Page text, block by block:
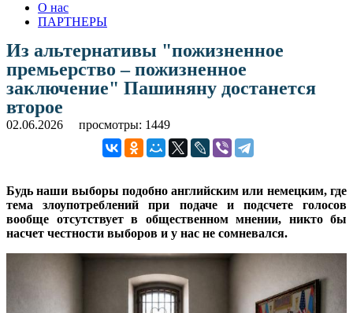
О нас
ПАРТНЕРЫ
Из альтернативы "пожизненное
премьерство – пожизненное
заключение" Пашиняну достанется
второе
02.06.2026 просмотры: 1449
Будь наши выборы подобно английским или немецким, где
тема злоупотреблений при подаче и подсчете голосов
вообще отсутствует в общественном мнении, никто бы
насчет честности выборов и у нас не сомневался.